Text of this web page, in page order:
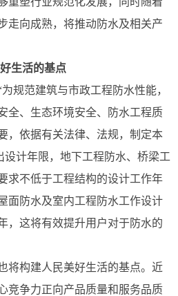
走向成熟，将推动防水及相关产
生活的基点
范建筑与市政工程防水性能，
全、生态环境安全、防水工程质
，依据有关法律、法规，制定本
设计年限，地下工程防水、桥梁工
求不低于工程结构的设计工作年
面防水及室内工程防水工作设计
，这将有效提升用户对于防水的
构建人民美好生活的基点。近
竞争力正向产品质量和服务品质